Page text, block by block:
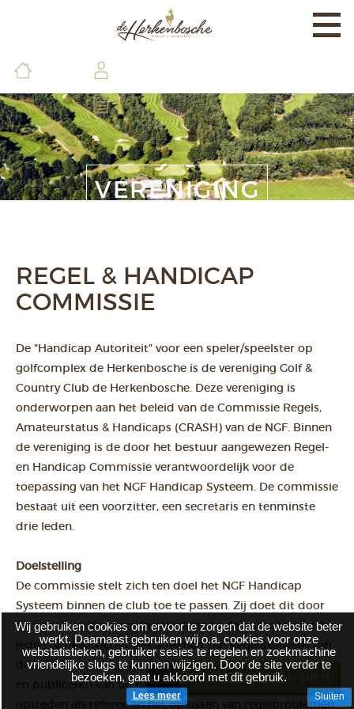
Wij gebruiken cookies om ervoor te zorgen dat de website beter
werkt. Daarnaast gebruiken wij o.a. cookies voor onze
webstatistieken, gebruiker sesies te regelen en zoekmachine
vriendelijke slugs te kunnen wijzigen. Door de site verder te
bezoeken, gaat u akkoord met dit gebruik.
Lees meer Sluiten
EXPERIENCE
BANEN & LAND
BRASSERIE & FACILITEITEN
DE GOLFSCHOOLVERENIGING
REGEL & HANDICAP
COMMISSIE
De "Handicap Autoriteit" voor een speler/speelster op
golfcomplex de Herkenbosche is de vereniging Golf &
Country Club de Herkenbosche. Deze vereniging is
onderworpen aan het beleid van de Commissie Regels,
Amateurstatus & Handicaps (CRASH) van de NGF. Binnen
de vereniging is de door het bestuur aangewezen Regel-
en Handicap Commissie verantwoordelijk voor de
toepassing van het NGF Handicap Systeem. De commissie
bestaat uit een voorzitter, een secretaris en tenminste
drie leden.
Doelstelling
De commissie stelt zich ten doel het NGF Handicap
Systeem binnen de club toe te passen. Zij doet dit door
de kennis en de juiste toepassing van de golfregels bij de
leden te bevorderen, het afnemen van Regelexamens van
de NGF, het op de juiste wijze vaststellen, administreren
en publiceren van de handicaps van de leden, het
optreden als referee en het oplossen van regelproblemen
BRASSERIE RESERVEREN